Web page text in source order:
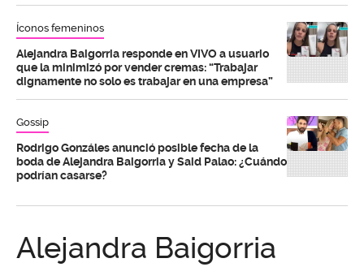
Íconos femeninos
Alejandra Baigorria responde en VIVO a usuario
que la minimizó por vender cremas: “Trabajar
dignamente no solo es trabajar en una empresa”
Gossip
Rodrigo Gonzáles anunció posible fecha de la
boda de Alejandra Baigorria y Said Palao: ¿Cuándo
podrían casarse?
Alejandra Baigorria